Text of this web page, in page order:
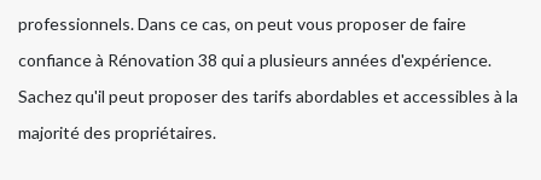
professionnels. Dans ce cas, on peut vous proposer de faire
confiance à Rénovation 38 qui a plusieurs années d'expérience.
Sachez qu'il peut proposer des tarifs abordables et accessibles à la
majorité des propriétaires.